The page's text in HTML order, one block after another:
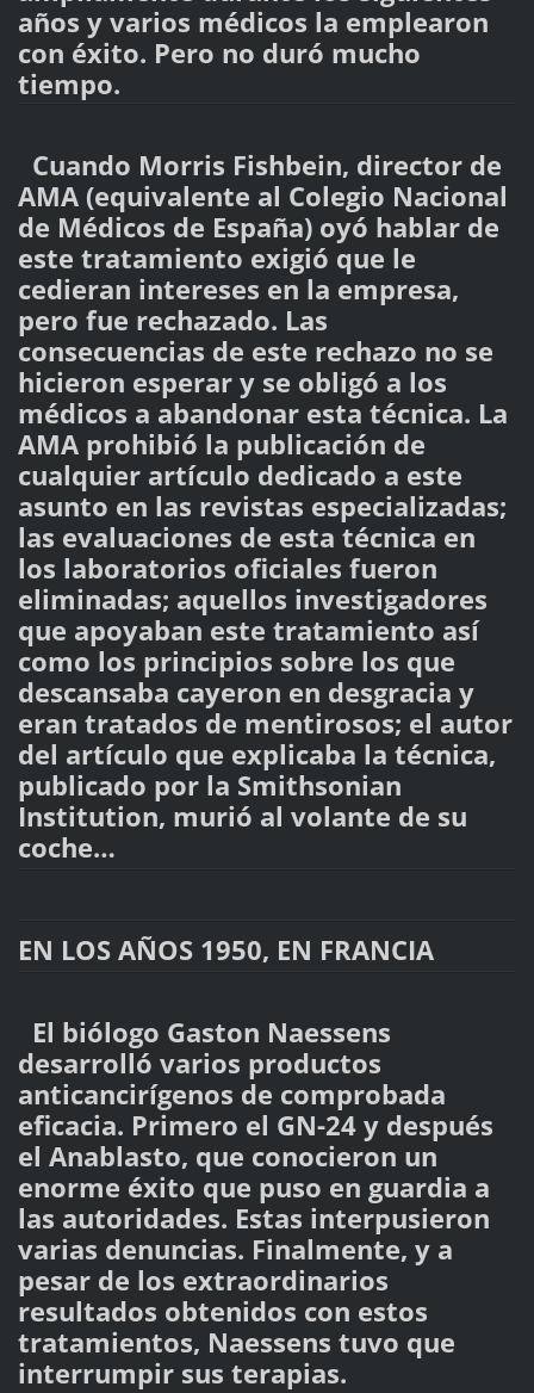
años y varios médicos la emplearon
con éxito. Pero no duró mucho
tiempo.
Cuando Morris Fishbein, director de
AMA (equivalente al Colegio Nacional
de Médicos de España) oyó hablar de
este tratamiento exigió que le
cedieran intereses en la empresa,
pero fue rechazado. Las
consecuencias de este rechazo no se
hicieron esperar y se obligó a los
médicos a abandonar esta técnica. La
AMA prohibió la publicación de
cualquier artículo dedicado a este
asunto en las revistas especializadas;
las evaluaciones de esta técnica en
los laboratorios oficiales fueron
eliminadas; aquellos investigadores
que apoyaban este tratamiento así
como los principios sobre los que
descansaba cayeron en desgracia y
eran tratados de mentirosos; el autor
del artículo que explicaba la técnica,
publicado por la Smithsonian
Institution, murió al volante de su
coche…
EN LOS AÑOS 1950, EN FRANCIA
El biólogo Gaston Naessens
desarrolló varios productos
anticancirígenos de comprobada
eficacia. Primero el GN-24 y después
el Anablasto, que conocieron un
enorme éxito que puso en guardia a
las autoridades. Estas interpusieron
varias denuncias. Finalmente, y a
pesar de los extraordinarios
resultados obtenidos con estos
tratamientos, Naessens tuvo que
interrumpir sus terapias.